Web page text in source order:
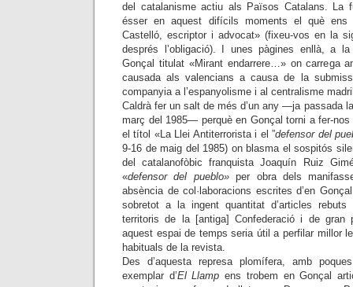
del catalanisme actiu als Països Catalans. La
ésser en aquest difícils moments el què ens
Castelló, escriptor i advocat» (fixeu-vos en la
després l’obligació). I unes pàgines enllà, a
Gonçal titulat «Mirant endarrere…» on carrega
causada als valencians a causa de la
companyia a l’espanyolisme i al centralisme
Caldrà fer un salt de més d’un any —ja passada
març del 1985— perquè en Gonçal torni a fer-
el títol «La Llei Antiterrorista i el ”defensor del
9-16 de maig del 1985) on blasma el sospitós
del catalanofòbic franquista Joaquín Ruiz
«defensor del pueblo»per obra dels
absència de col·laboracions escrites d’en
sobretot a la ingent quantitat d’articles
territoris de la [antiga] Confederació i de gran
aquest espai de temps seria útil a perfilar millor
habituals de la revista.
Des d’aquesta represa plomífera, amb
exemplar d’El Llamp ens trobem en Gonçal